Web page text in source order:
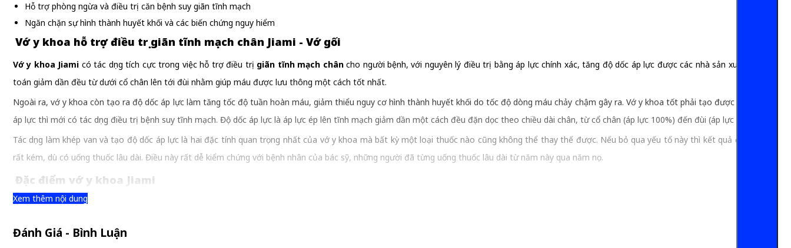
Hỗ trợ phòng ngừa và điều trị căn bệnh suy giãn tĩnh mạch
Ngăn chặn sự hình thành huyết khối và các biến chứng nguy hiểm
Vớ y khoa hỗ trợ điều trị giãn tĩnh mạch chân Jiami - Vớ gối
Vớ y khoa Jiami có tác dụng tích cực trong việc hỗ trợ điều trị giãn tĩnh mạch châncho người bệnh, với nguyên lý điều trị bằng áp lực chính xác, tăng độ dốc áp lực được các nhà sản xuất tính
toán giảm dần đều từ dưới cổ chân lên tới đùi nhằm giúp máu được lưu thông một cách tốt nhất.
Ngoài ra, vớ y khoa còn tạo ra độ dốc áp lực làm tăng tốc độ tuần hoàn máu, giảm thiểu nguy cơ hình thành huyết khối do tốc độ dòng máu chảy chậm gây ra. Vớ y khoa tốt phải tạo được độ dốc
áp lực thì mới có tác dụng điều trị bệnh suy tĩnh mạch. Độ dốc áp lực là áp lực ép lên tĩnh mạch giảm dần một cách đều đặn dọc theo chiều dài chân, từ cổ chân (áp lực 100%) đến đùi (áp lực 40%).
Tác dụng làm khép van và tạo độ dốc áp lực là hai đặc tính quan trọng nhất của vớ y khoa mà bất kỳ một loại thuốc nào cũng không thể thay thế được. Nếu bỏ qua yếu tố này thì kết quả điều trị
rất kém, dù có uống thuốc lâu dài. Điều này rất dễ kiểm chứng với bệnh nhân của bác sỹ, những người đã từng uống thuốc lâu dài từ năm này qua năm nọ.
Đặc điểm vớ y khoa Jiami
- Đã được Cơ quan Quản lý thuốc và dược phẩm của Jiami ( Ý ) cấp giấy chứng nhận đạt tiêu chuẩn chất lượng.
phù.
Xem thêm nội dung
Đánh Giá - Bình Luận